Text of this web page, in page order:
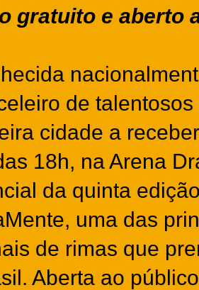
gratuito e aberto
de
cidade a
18h, na Arena
da quinta
uma das
de rimas que
Aberta ao